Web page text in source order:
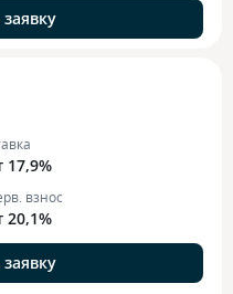
17,9%
взнос
20,1%